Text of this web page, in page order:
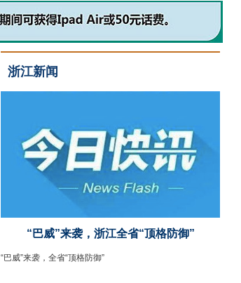
浙江新闻
“巴威”来袭，浙江全省“顶格防御”
“巴威”来袭，全省“顶格防御”